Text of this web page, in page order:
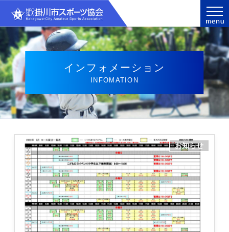
インフォメーション
INFOMATION
お知らせ